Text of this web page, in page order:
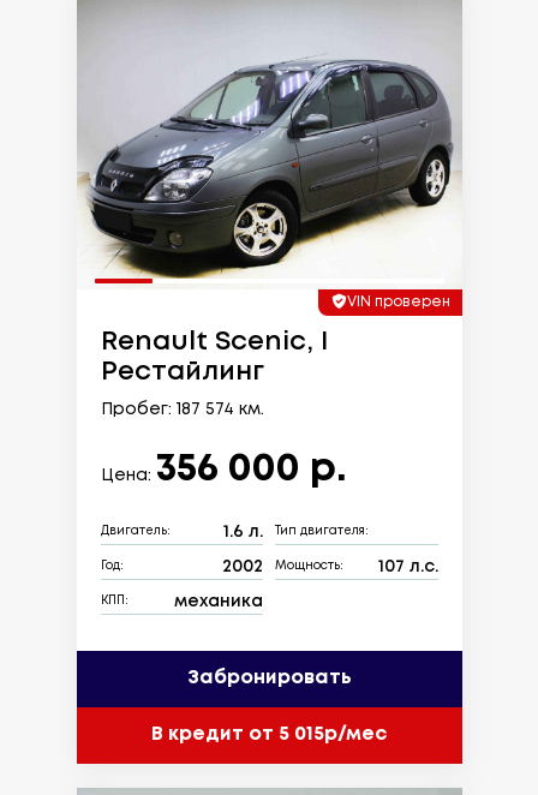
VIN проверен
Renault Scenic, I
Рестайлинг
Пробег: 187 574 км.
Цена: 356 000 р.
Двигатель: 1.6 л. Тип двигателя:
Год: 2002 Мощность: 107 л.с.
КПП: механика
Забронировать
В кредит от 5 015р/мес